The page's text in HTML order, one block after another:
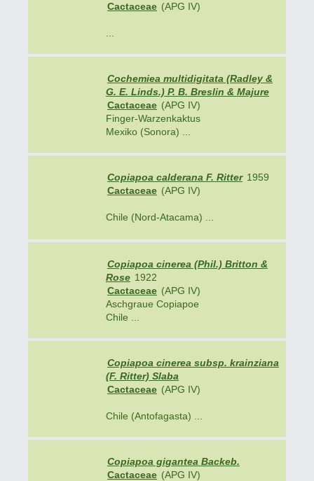
Cactaceae (APG IV)
Cochemiea multidigitata (Radley &
G. E. Linds.) P. B. Breslin & Majure
Cactaceae (APG IV)
Finger-Warzenkaktus
Mexiko (Sonora) ...
Copiapoa calderana F. Ritter 1959
Cactaceae (APG IV)
Chile (Nord-Atacama) ...
Copiapoa cinerea (Phil.) Britton &
Rose 1922
Cactaceae (APG IV)
Aschgraue Copiapoe
Chile ...
Copiapoa cinerea subsp. krainziana
(F. Ritter) Slaba
Cactaceae (APG IV)
Chile (Antofagasta) ...
Copiapoa gigantea Backeb.
Cactaceae (APG IV)